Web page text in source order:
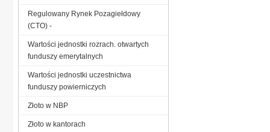
Regulowany Rynek Pozagiełdowy
(CTO) -
Wartości jednostki rozrach. otwartych
funduszy emerytalnych
Wartości jednostki uczestnictwa
funduszy powierniczych
Złoto w NBP
Złoto w kantorach